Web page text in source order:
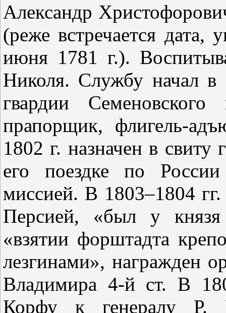
Александр
(реже встречается
июня 1781 г.).
Николя. Службу начал в
гвардии
прапорщик, флигель-
1802 г. назначен в
его поездке по
миссией. В 1803–1804
Персией, «был у князя
«взятии форштадта
лезгинами», награжден
Владимира 4-й ст. В
Корфу к генералу Р.